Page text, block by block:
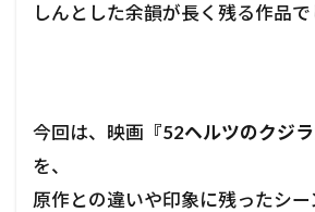
しんとした余韻が長く残る作品で
今回は、映画 『52ヘルツのクジラ
を、
原作との違いや印象に残ったシ